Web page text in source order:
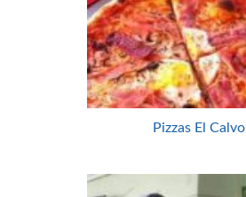
Pizzas El Calvo